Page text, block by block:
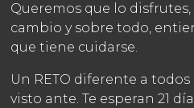
Queremos que lo disfrutes,
cambio y sobre todo,
que tiene cuidarse.
Un RETO diferente a
visto ante. Te esperan 21